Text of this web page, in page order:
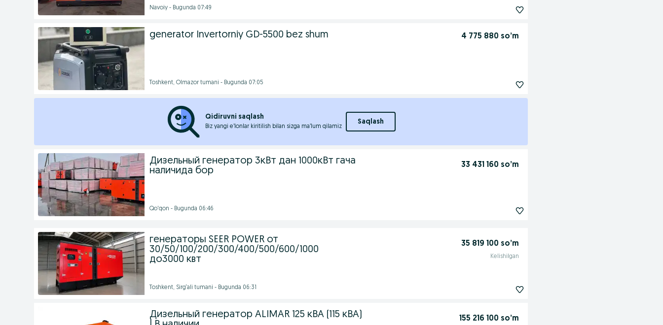
Navoiy - Bugunda 07:49
generator Invertorniy GD-5500 bez shum 4 775 880 so’m
Toshkent, Olmazor tumani - Bugunda 07:05
Qidiruvni saqlash
Biz yangi e’lonlar kiritilish bilan sizga ma’lum qilamiz
Saqlash
Дизельный генератор 3кВт дан 1000кВт гача
наличида бор
33 431 160 so’m
Qo'qon - Bugunda 06:46
генераторы SEER POWER от
30/50/100/200/300/400/500/600/1000
до3000 квт
35 819 100 so’m
Kelishilgan
Toshkent, Sirg‘ali tumani - Bugunda 06:31
Дизельный генератор ALIMAR 125 кВА (115 кВА)
155 216 100 so’m